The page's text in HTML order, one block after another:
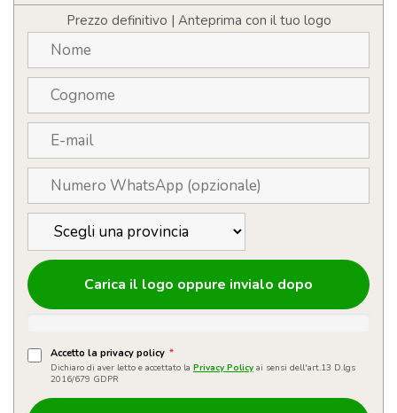
colorati
Nevada
7L
quantità
Prezzo definitivo | Anteprima con il tuo logo
Carica il logo oppure invialo dopo
Accetto la privacy policy *
Dichiaro di aver letto e accettato la Privacy Policy ai sensi dell'art.13 D.lgs
2016/679 GDPR